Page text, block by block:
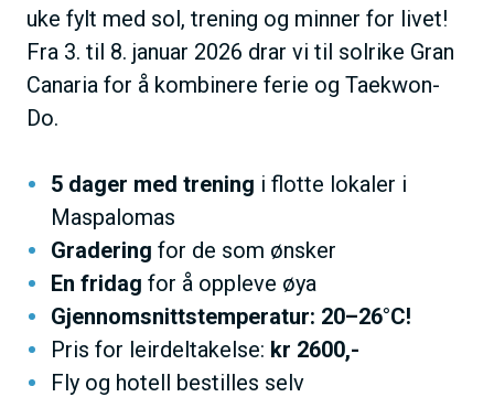
uke fylt med sol, trening og minner for livet!
Fra 3. til 8. januar 2026 drar vi til solrike Gran
Canaria for å kombinere ferie og Taekwon-
Do.
5 dager med trening i flotte lokaler i
Maspalomas
Gradering for de som ønsker
En fridag for å oppleve øya
Gjennomsnittstemperatur: 20–26°C!
Pris for leirdeltakelse: kr 2600,-
Fly og hotell bestilles selv